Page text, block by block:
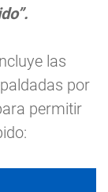
las
por
permitir